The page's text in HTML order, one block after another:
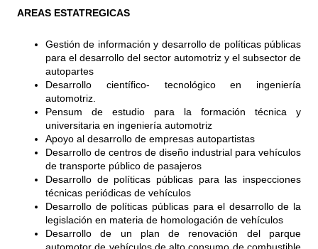
AREAS ESTATREGICAS
Gestión de información y desarrollo de políticas públicas
para el desarrollo del sector automotriz y el subsector de
autopartes
Desarrollo científico- tecnológico en ingeniería
automotriz.
Pensum de estudio para la formación técnica y
universitaria en ingeniería automotriz
Apoyo al desarrollo de empresas autopartistas
Desarrollo de centros de diseño industrial para vehículos
de transporte público de pasajeros
Desarrollo de políticas públicas para las inspecciones
técnicas periódicas de vehículos
Desarrollo de políticas públicas para el desarrollo de la
legislación en materia de homologación de vehículos
Desarrollo de un plan de renovación del parque